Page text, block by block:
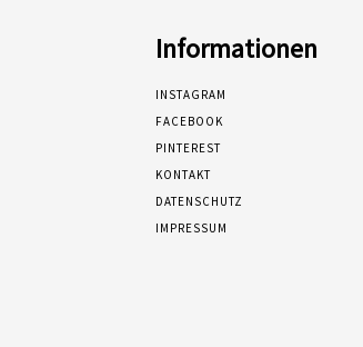
Informationen
INSTAGRAM
FACEBOOK
PINTEREST
KONTAKT
DATENSCHUTZ
IMPRESSUM